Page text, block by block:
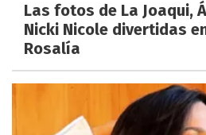
Las fotos de La Joaqui,
Nicki Nicole divertidas
Rosalía